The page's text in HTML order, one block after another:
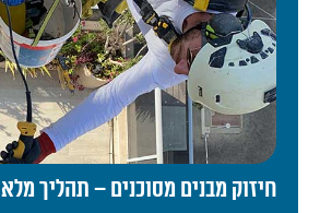
חיזוק מבנים מסוכנים – תהליך מלא